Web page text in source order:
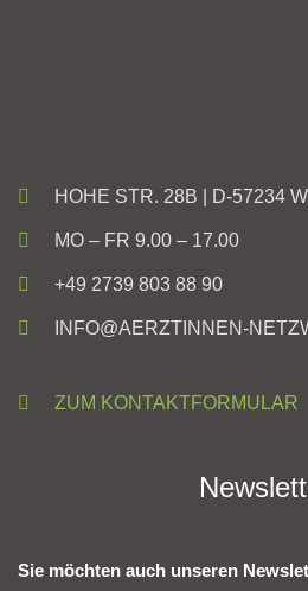
HOHE STR. 28B | D-57234
MO – FR 9.00 – 17.00
+49 2739 803 88 90
INFO@AERZTINNEN-
ZUM KONTAKTFORMULAR
Sie möchten auch unseren